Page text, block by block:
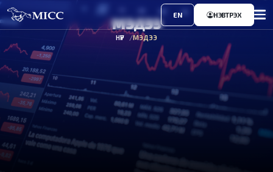
EN НЭВТРЭХ
МЭДЭЭ
НҮҮР МЭДЭЭ